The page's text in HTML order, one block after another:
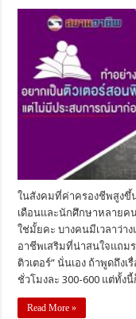
ในสังคมที่ค่าครองชีพสูงขึ้
เดือนและนักศึกษาหลายค
ใช่มั้ยคะ บางคนมีเวลาว่า
อาชีพเสริมที่น่าสนใจแถม
ติวเตอร์” นั่นเอง ถ้าพูดถึง
ชั่วโมงละ 300-600 แต่ทั้ง
Read More »